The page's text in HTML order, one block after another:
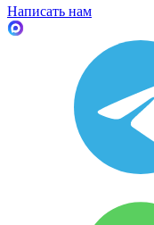
Написать нам